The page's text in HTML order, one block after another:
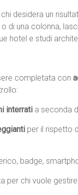
desidera un
di una colonna,
hotel e studi
completata con
interrati a seconda
per il rispetto
badge,
per chi vuole